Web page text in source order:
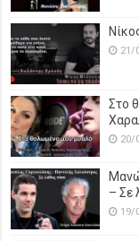
21/
Στο
20/
– Σε
19/